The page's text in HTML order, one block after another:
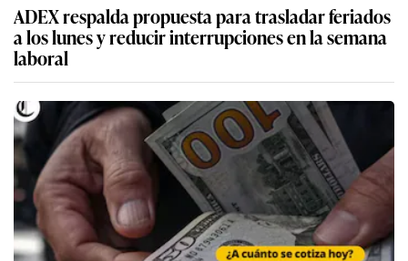
ADEX respalda propuesta para trasladar feriados
a los lunes y reducir interrupciones en la semana
laboral